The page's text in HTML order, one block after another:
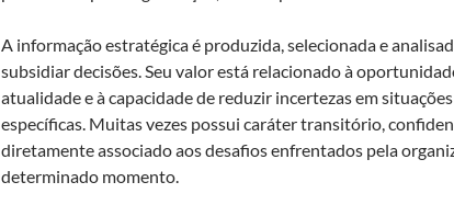
A informação estratégica é produzida, selecionada e
subsidiar decisões. Seu valor está relacionado à
atualidade e à capacidade de reduzir incertezas em situações
específicas. Muitas vezes possui caráter transitório,
diretamente associado aos desafios enfrentados pela
determinado momento.